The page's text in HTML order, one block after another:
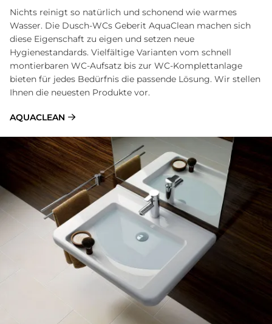
Nichts reinigt so natürlich und schonend wie warmes
Wasser. Die Dusch-WCs Geberit AquaClean machen sich
diese Eigenschaft zu eigen und setzen neue
Hygienestandards. Vielfältige Varianten vom schnell
montierbaren WC-Aufsatz bis zur WC-Komplettanlage
bieten für jedes Bedürfnis die passende Lösung. Wir stellen
Ihnen die neuesten Produkte vor.
AQUACLEAN